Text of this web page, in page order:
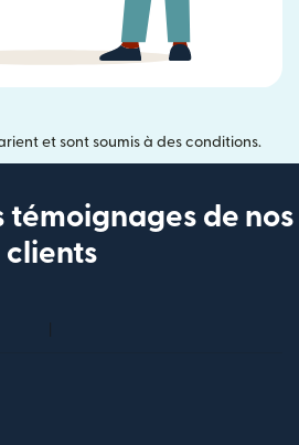
et sont soumis à des conditions.
témoignages de nos
clients